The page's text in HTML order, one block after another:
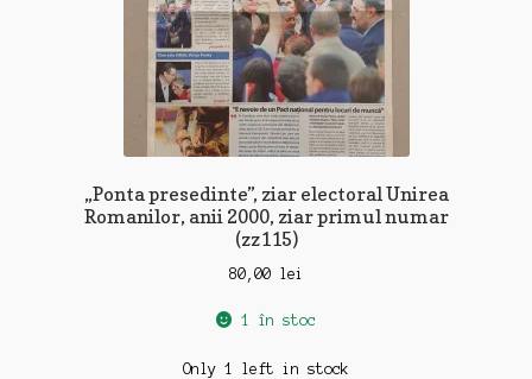
„Ponta presedinte”, ziar electoral Unirea
Romanilor, anii 2000, ziar primul numar
(zz115)
80,00 lei
1 în stoc
Only 1 left in stock